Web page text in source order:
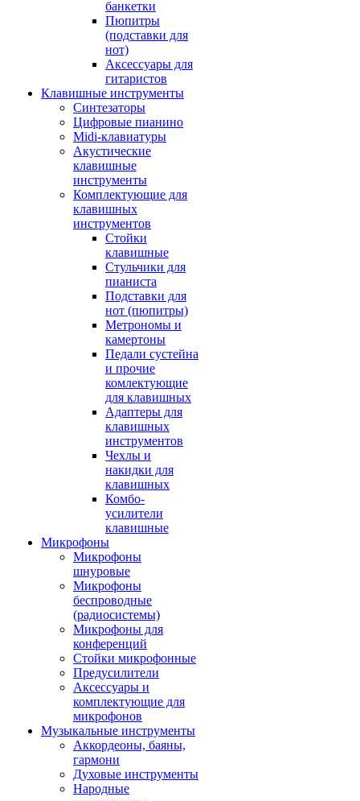
банкетки
Пюпитры
(подставки для
нот)
Аксессуары для
гитаристов
Клавишные инструменты
Синтезаторы
Цифровые пианино
Midi-клавиатуры
Акустические
клавишные
инструменты
Комплектующие для
клавишных
инструментов
Стойки
клавишные
Стульчики для
пианиста
Подставки для
нот (пюпитры)
Метрономы и
камертоны
Педали сустейна
и прочие
комлектующие
для клавишных
Адаптеры для
клавишных
инструментов
Чехлы и
накидки для
клавишных
Комбо-
усилители
клавишные
Микрофоны
Микрофоны
шнуровые
Микрофоны
беспроводные
(радиосистемы)
Микрофоны для
конференций
Стойки микрофонные
Предусилители
Аксессуары и
комплектующие для
микрофонов
Музыкальные инструменты
Аккордеоны, баяны,
гармони
Духовые инструменты
Народные